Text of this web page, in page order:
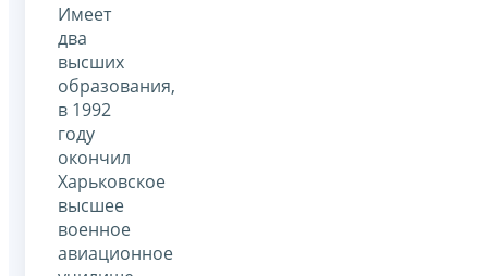
Имеет
два
высших
образования,
в 1992
году
окончил
Харьковское
высшее
военное
авиационное